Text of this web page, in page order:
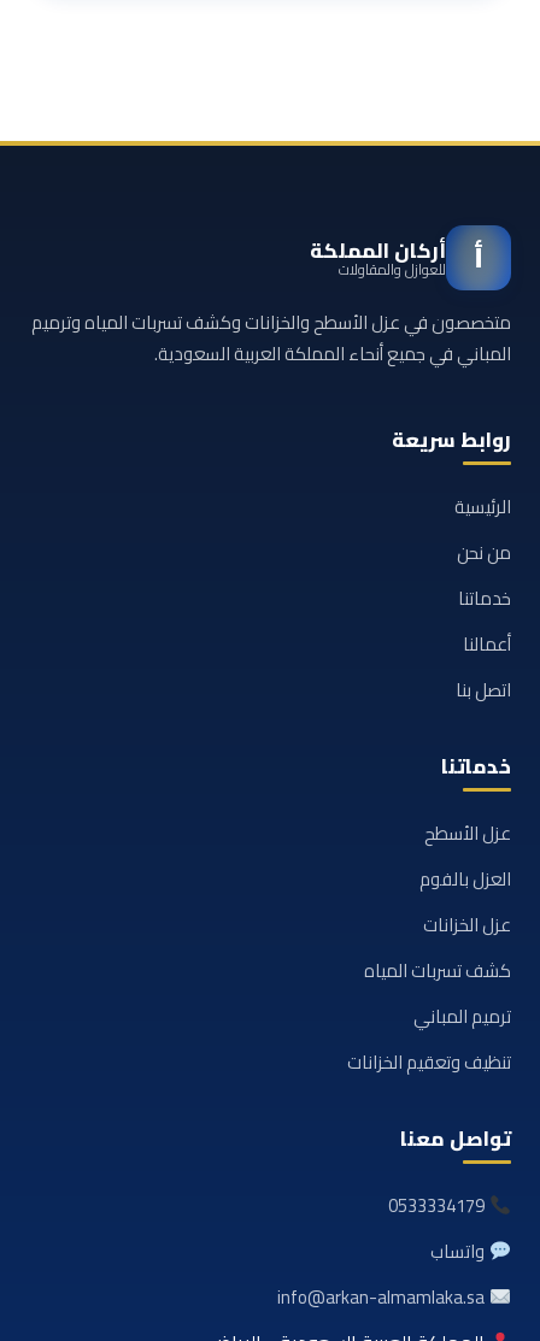
أ أركان المملكة
للعوازل والمقاولات
متخصصون في عزل الأسطح والخزانات وكشف تسربات المياه وترميم
المباني في جميع أنحاء المملكة العربية السعودية.
روابط سريعة
الرئيسية
من نحن
خدماتنا
أعمالنا
اتصل بنا
خدماتنا
عزل الأسطح
العزل بالفوم
عزل الخزانات
كشف تسربات المياه
ترميم المباني
تنظيف وتعقيم الخزانات
تواصل معنا
0533334179
واتساب
info@arkan-almamlaka.sa